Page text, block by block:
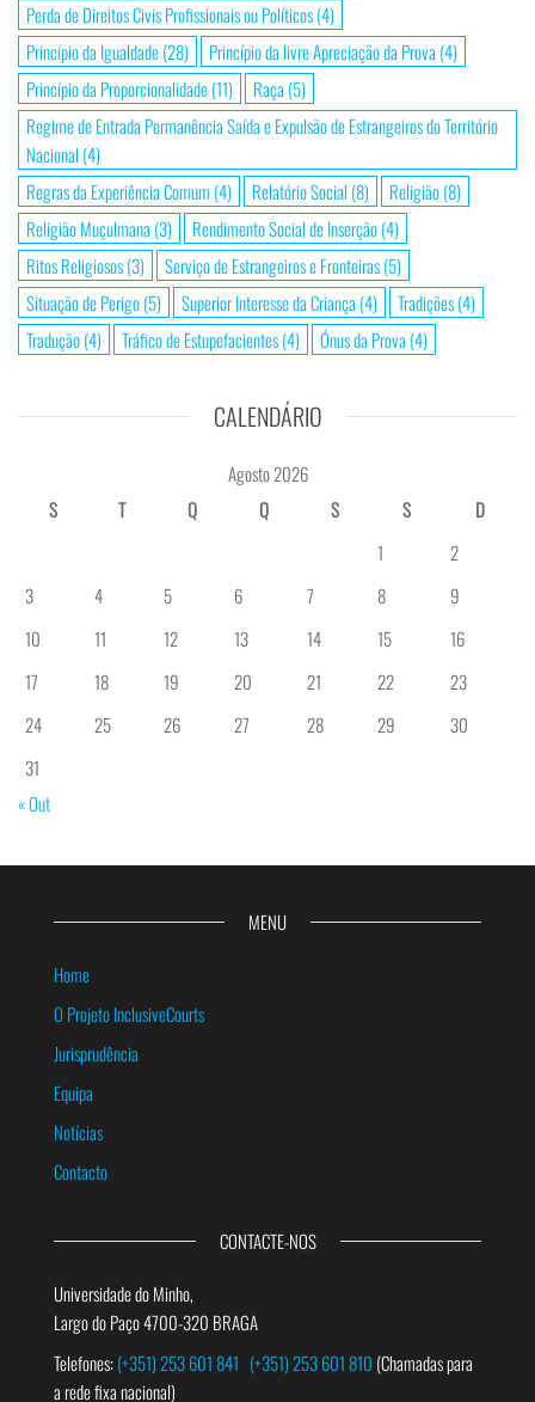
Perda de Direitos Civis Profissionais ou Políticos(4)
Princípio da Igualdade(28) Princípio da livre Apreciação da Prova (4)
Princípio da Proporcionalidade(11) Raça (5)
Regime de Entrada Permanência Saída e Expulsão de Estrangeiros do Território
Nacional (4)
Regras da Experiência Comum (4) Relatório Social (8) Religião(8)
Religião Muçulmana (3) Rendimento Social de Inserção(4)
Ritos Religiosos(3) Serviço de Estrangeiros e Fronteiras(5)
Situação de Perigo(5) Superior Interesse da Criança (4) Tradições(4)
Tradução(4) Tráfico de Estupefacientes(4) Ónus da Prova (4)
CALENDÁRIO
Agosto 2026
S
T Q Q S S
D
1
2
3
4 5 6 7 8
9
10
11 12 13 14 15
16
17
18 19 20 21 22
23
24
25 26 27 28 29
30
31
« Out
MENU
Home
O Projeto InclusiveCourts
Jurisprudência
Equipa
Notícias
Contacto
CONTACTE-NOS
Universidade do Minho,
Largo do Paço 4700-320 BRAGA
Telefones:(+351) 253 601 841 (+351) 253 601 810 (Chamadas para
a rede fixa nacional)